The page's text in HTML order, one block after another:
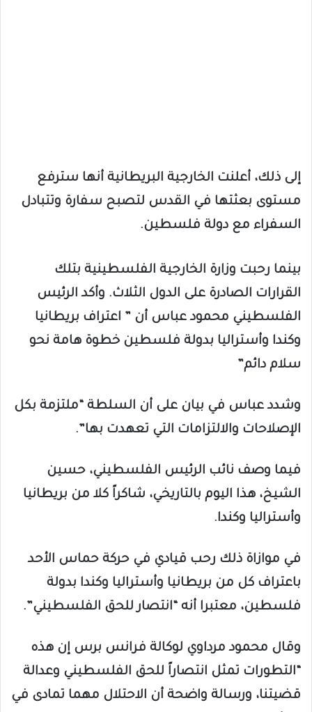
إلى ذلك، أعلنت الخارجية البريطانية أنها سترفع
مستوى بعثتها في القدس لتصبح سفارة وتتبادل
السفراء مع دولة فلسطين.
بينما رحبت وزارة الخارجية الفلسطينية بتلك
القرارات الصادرة على الدول الثلاث. وأكد الرئيس
الفلسطيني محمود عباس أن ” اعتراف بريطانيا
وكندا وأستراليا بدولة فلسطين خطوة هامة نحو
سلام دائم”
وشدد عباس في بيان على أن السلطة “ملتزمة بكل
الإصلاحات والالتزامات التي تعهدت بها”.
فيما وصف نائب الرئيس الفلسطيني، حسين
الشيخ، هذا اليوم بالتاريخي، شاكراً كلا من بريطانيا
وأستراليا وكندا.
في موازاة ذلك رحب قيادي في حركة حماس الأحد
باعتراف كل من بريطانيا وأستراليا وكندا بدولة
فلسطين، معتبرا أنه “انتصار للحق الفلسطيني”.
وقال محمود مرداوي لوكالة فرانس برس إن هذه
“التطورات تمثل انتصاراً للحق الفلسطيني وعدالة
قضيتنا، ورسالة واضحة أن الاحتلال مهما تمادى في